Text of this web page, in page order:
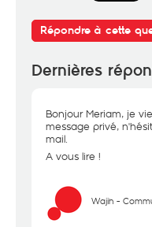
Répondre à cette
Dernières
Bonjour Meriam, je
message privé,
mail.
A vous lire !
Wajih -